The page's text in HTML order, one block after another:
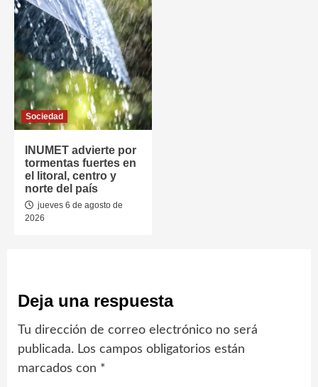
Sociedad
INUMET advierte por
tormentas fuertes en
el litoral, centro y
norte del país
jueves 6 de agosto de
2026
Deja una respuesta
Tu dirección de correo electrónico no será
publicada. Los campos obligatorios están
marcados con *